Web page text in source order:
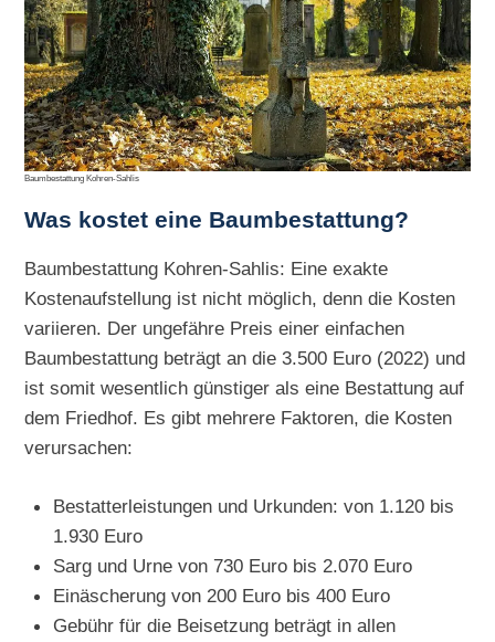
Baumbestattung Kohren-Sahlis
Was kostet eine Baumbestattung?
Baumbestattung Kohren-Sahlis: Eine exakte
Kostenaufstellung ist nicht möglich, denn die Kosten
variieren. Der ungefähre Preis einer einfachen
Baumbestattung beträgt an die 3.500 Euro (2022) und
ist somit wesentlich günstiger als eine Bestattung auf
dem Friedhof. Es gibt mehrere Faktoren, die Kosten
verursachen:
Bestatterleistungen und Urkunden: von 1.120 bis
1.930 Euro
Sarg und Urne von 730 Euro bis 2.070 Euro
Einäscherung von 200 Euro bis 400 Euro
Gebühr für die Beisetzung beträgt in allen